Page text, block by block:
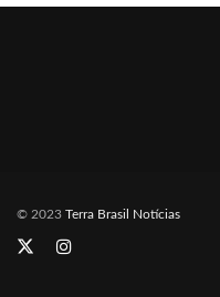
© 2023 Terra Brasil Notícias